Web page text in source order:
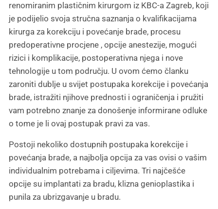
renomiranim plastičnim kirurgom iz KBC-a Zagreb, koji
je podijelio svoja stručna saznanja o kvalifikacijama
kirurga za korekciju i povećanje brade, procesu
predoperativne procjene , opcije anestezije, mogući
rizici i komplikacije, postoperativna njega i nove
tehnologije u tom području. U ovom ćemo članku
zaroniti dublje u svijet postupaka korekcije i povećanja
brade, istražiti njihove prednosti i ograničenja i pružiti
vam potrebno znanje za donošenje informirane odluke
o tome je li ovaj postupak pravi za vas.
Postoji nekoliko dostupnih postupaka korekcije i
povećanja brade, a najbolja opcija za vas ovisi o vašim
individualnim potrebama i ciljevima. Tri najčešće
opcije su implantati za bradu, klizna genioplastika i
punila za ubrizgavanje u bradu.